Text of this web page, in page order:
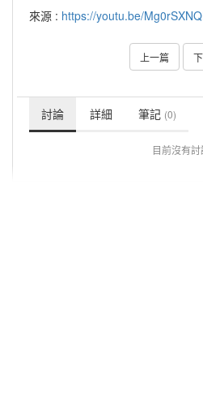
來源 : https://youtu.be/
上一篇
討論 詳細 筆記 (0)
目前沒有